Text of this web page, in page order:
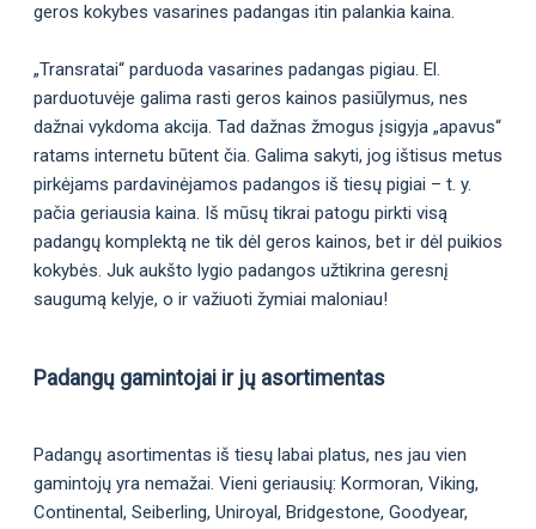
geros kokybes vasarines padangas itin palankia kaina.
„Transratai“ parduoda vasarines padangas pigiau. El.
parduotuvėje galima rasti geros kainos pasiūlymus, nes
dažnai vykdoma akcija. Tad dažnas žmogus įsigyja „apavus“
ratams internetu būtent čia. Galima sakyti, jog ištisus metus
pirkėjams pardavinėjamos padangos iš tiesų pigiai – t. y.
pačia geriausia kaina. Iš mūsų tikrai patogu pirkti visą
padangų komplektą ne tik dėl geros kainos, bet ir dėl puikios
kokybės. Juk aukšto lygio padangos užtikrina geresnį
saugumą kelyje, o ir važiuoti žymiai maloniau!
Padangų gamintojai ir jų asortimentas
Padangų asortimentas iš tiesų labai platus, nes jau vien
gamintojų yra nemažai. Vieni geriausių: Kormoran, Viking,
Continental, Seiberling, Uniroyal, Bridgestone, Goodyear,